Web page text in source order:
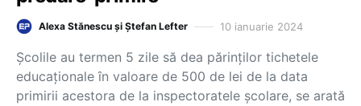
Alexa Stănescu și Ștefan Lefter 10 ianuarie 2024
Școlile au termen 5 zile să dea părinților tichetele
educaționale în valoare de 500 de lei de la data
primirii acestora de la inspectoratele școlare, se arată